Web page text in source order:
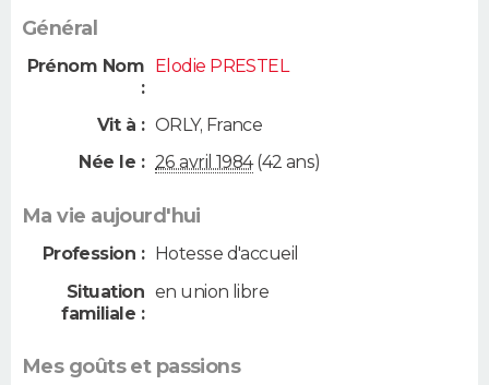
Général
Prénom Nom
:
Elodie PRESTEL
Vit à : ORLY, France
Née le : 26 avril 1984(42 ans)
Ma vie aujourd'hui
Profession :
Hotesse d'accueil
Situation
familiale :
en union libre
Mes goûts et passions